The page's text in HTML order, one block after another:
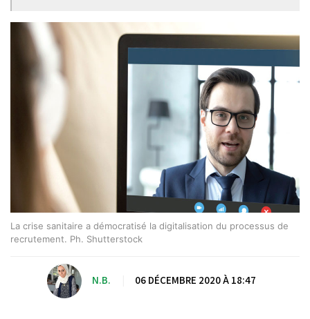
La crise sanitaire a démocratisé la digitalisation du processus de
recrutement. Ph. Shutterstock
N.B. 06 DÉCEMBRE 2020 À 18:47